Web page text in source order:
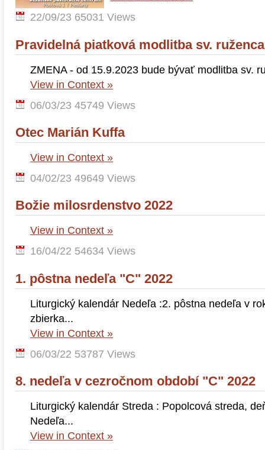
22/09/23 65031 Views
Pravidelná piatková modlitba sv. ruženca
ZMENA - od 15.9.2023 bude bývať modlitba sv.
View in Context »
06/03/23 45749 Views
Otec Marián Kuffa
View in Context »
04/02/23 49649 Views
Božie milosrdenstvo 2022
View in Context »
16/04/22 54634 Views
1. pôstna nedeľa "C" 2022
Liturgický kalendár Nedeľa :2. pôstna nedeľa v
zbierka...
View in Context »
06/03/22 53787 Views
8. nedeľa v cezročnom období "C" 2022
Liturgický kalendár Streda : Popolcová streda,
Nedeľa...
View in Context »